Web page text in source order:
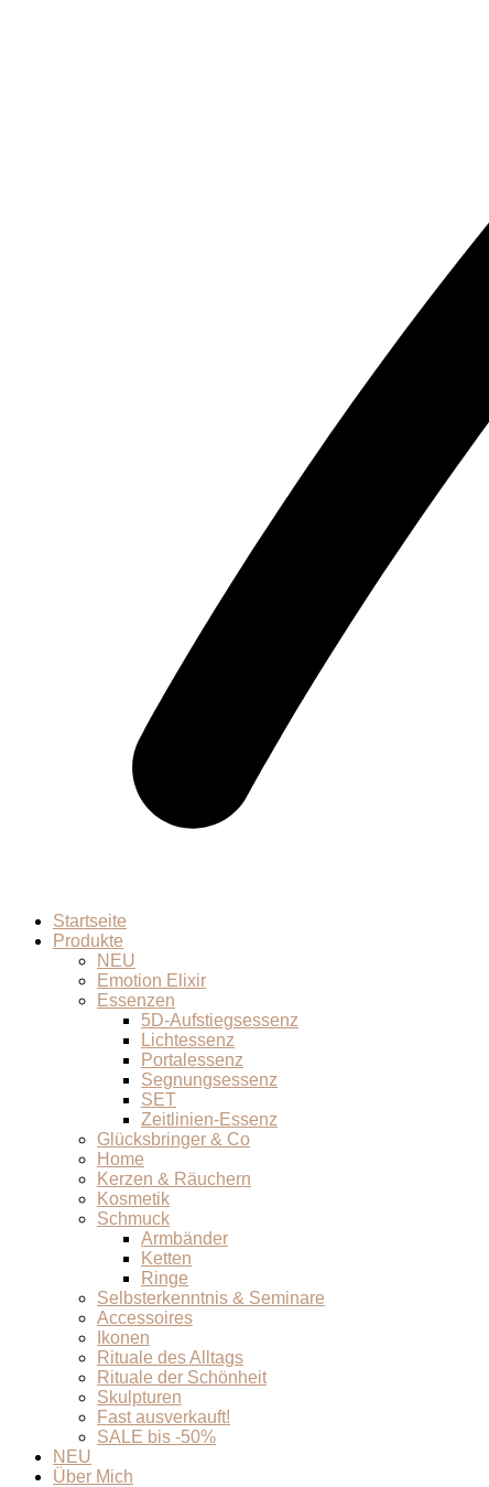
Startseite
Produkte
NEU
Emotion Elixir
Essenzen
5D-Aufstiegsessenz
Lichtessenz
Portalessenz
Segnungsessenz
SET
Zeitlinien-Essenz
Glücksbringer & Co
Home
Kerzen & Räuchern
Kosmetik
Schmuck
Armbänder
Ketten
Ringe
Selbsterkenntnis & Seminare
Accessoires
Ikonen
Rituale des Alltags
Rituale der Schönheit
Skulpturen
Fast ausverkauft!
SALE bis -50%
NEU
Über Mich